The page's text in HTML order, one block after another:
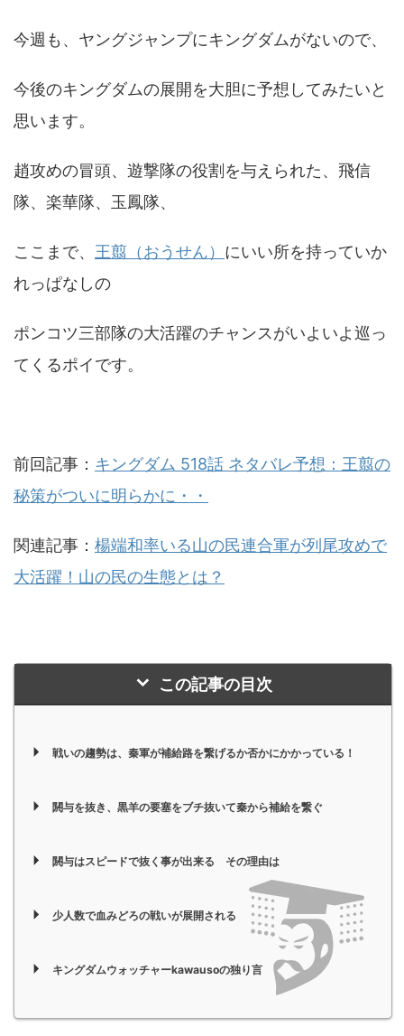
今週も、ヤングジャンプにキングダムがないので、
今後のキングダムの展開を大胆に予想してみたいと
思います。
趙攻めの冒頭、遊撃隊の役割を与えられた、飛信
隊、楽華隊、玉鳳隊、
ここまで、 王翦（おうせん） にいい所を持っていか
れっぱなしの
ポンコツ三部隊の大活躍のチャンスがいよいよ巡っ
てくるポイです。
前回記事： キングダム 518話 ネタバレ予想：王翦の
秘策がついに明らかに・・
関連記事： 楊端和率いる山の民連合軍が列尾攻めで
大活躍！山の民の生態とは？
この記事の目次
戦いの趨勢は、秦軍が補給路を繋げるか否かにかかっている！
閼与を抜き、黒羊の要塞をブチ抜いて秦から補給を繋ぐ
閼与はスピードで抜く事が出来る その理由は
少人数で血みどろの戦いが展開される
キングダムウォッチャーkawausoの独り言